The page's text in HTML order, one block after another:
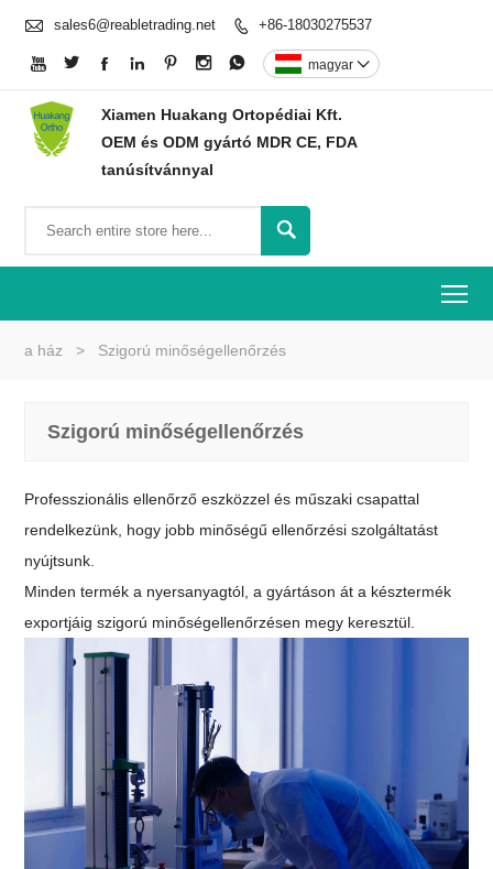
 sales6@reabletrading.net  +86-18030275537
       magyar 
Xiamen Huakang Ortopédiai Kft.
OEM és ODM gyártó MDR CE, FDA
tanúsítvánnyal

a ház > Szigorú minőségellenőrzés
Szigorú minőségellenőrzés
Professzionális ellenőrző eszközzel és műszaki csapattal
rendelkezünk, hogy jobb minőségű ellenőrzési szolgáltatást
nyújtsunk.
Minden termék a nyersanyagtól, a gyártáson át a késztermék
exportjáig szigorú minőségellenőrzésen megy keresztül.